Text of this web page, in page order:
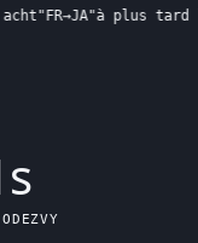
"FR→JA"à plus tard les